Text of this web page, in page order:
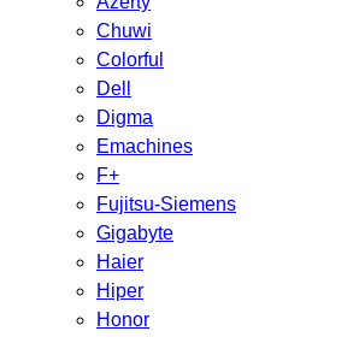
Chuwi
Colorful
Dell
Digma
Emachines
F+
Fujitsu-Siemens
Gigabyte
Haier
Hiper
Honor